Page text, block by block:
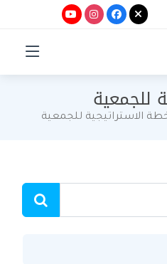
للجمعية
الاستراتيجية للجمعية